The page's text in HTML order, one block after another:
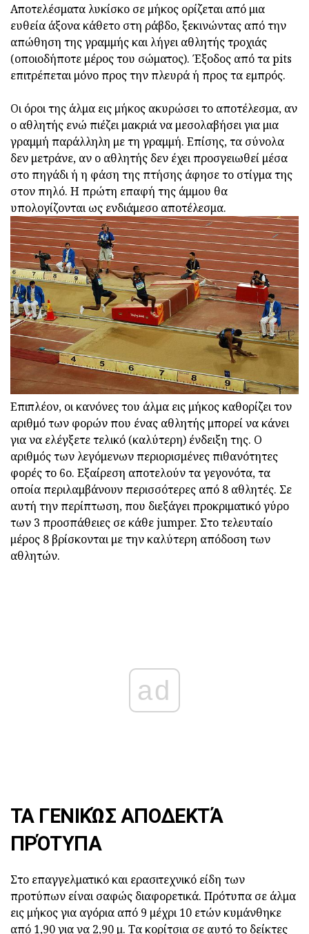
Αποτελέσματα λυκίσκο σε μήκος ορίζεται από μια
ευθεία άξονα κάθετο στη ράβδο, ξεκινώντας από την
απώθηση της γραμμής και λήγει αθλητής τροχιάς
(οποιοδήποτε μέρος του σώματος). Έξοδος από τα pits
επιτρέπεται μόνο προς την πλευρά ή προς τα εμπρός.
Οι όροι της άλμα εις μήκος ακυρώσει το αποτέλεσμα, αν
ο αθλητής ενώ πιέζει μακριά να μεσολαβήσει για μια
γραμμή παράλληλη με τη γραμμή. Επίσης, τα σύνολα
δεν μετράνε, αν ο αθλητής δεν έχει προσγειωθεί μέσα
στο πηγάδι ή η φάση της πτήσης άφησε το στίγμα της
στον πηλό. Η πρώτη επαφή της άμμου θα
υπολογίζονται ως ενδιάμεσο αποτέλεσμα.
Επιπλέον, οι κανόνες του άλμα εις μήκος καθορίζει τον
αριθμό των φορών που ένας αθλητής μπορεί να κάνει
για να ελέγξετε τελικό (καλύτερη) ένδειξη της. Ο
αριθμός των λεγόμενων περιορισμένες πιθανότητες
φορές το 6ο. Εξαίρεση αποτελούν τα γεγονότα, τα
οποία περιλαμβάνουν περισσότερες από 8 αθλητές. Σε
αυτή την περίπτωση, που διεξάγει προκριματικό γύρο
των 3 προσπάθειες σε κάθε jumper. Στο τελευταίο
μέρος 8 βρίσκονται με την καλύτερη απόδοση των
αθλητών.
ad
ΤΑ ΓΕΝΙΚΏΣ ΑΠΟΔΕΚΤΆ
ΠΡΌΤΥΠΑ
Στο επαγγελματικό και ερασιτεχνικό είδη των
προτύπων είναι σαφώς διαφορετικά. Πρότυπα σε άλμα
εις μήκος για αγόρια από 9 μέχρι 10 ετών κυμάνθηκε
από 1,90 για να 2,90 μ. Τα κορίτσια σε αυτό το δείκτες